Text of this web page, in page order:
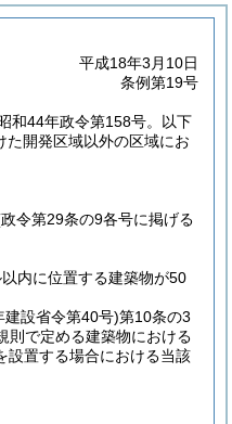
平成18年3月10日
条例第19号
和44年政令第158号。以下
開発区域以外の区域にお
令第29条の9各号に掲げる
内に位置する建築物が50
建設省令第40号)第10条の3
則で定める建築物における
設置する場合における当該